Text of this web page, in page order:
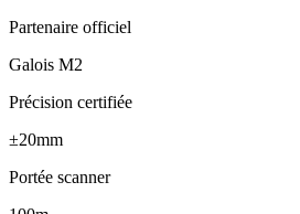
Partenaire officiel
Galois M2
Précision certifiée
±20mm
Portée scanner